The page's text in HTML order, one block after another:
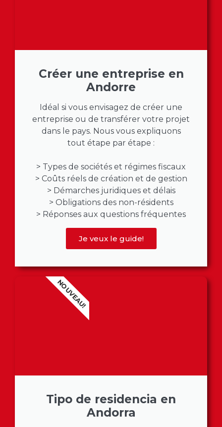
Créer une entreprise en
Andorre
Idéal si vous envisagez de créer une
entreprise ou de transférer votre projet
dans le pays. Nous vous expliquons
tout étape par étape :
> Types de sociétés et régimes fiscaux
> Coûts réels de création et de gestion
> Démarches juridiques et délais
> Obligations des non-résidents
> Réponses aux questions fréquentes
Je veux le guide!
Tipo de residencia en
Andorra
NOUVEAU!